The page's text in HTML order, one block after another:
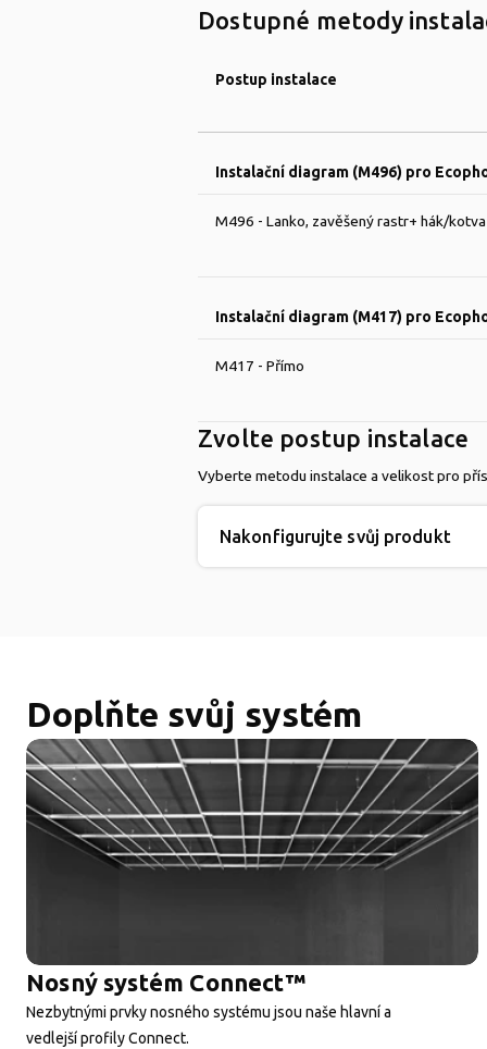
Dostupné metody
Postup instalace
Instalační diagram (M496) pro
M496 - Lanko, zavěšený rastr+ hák/kotva
Instalační diagram (M417) pro
M417 - Přímo
Zvolte postup instalace
Vyberte metodu instalace a velikost pro
Nakonfigurujte svůj produkt
Doplňte svůj systém
Nosný systém Connect™
Nezbytnými prvky nosného systému jsou naše hlavní a
vedlejší profily Connect.